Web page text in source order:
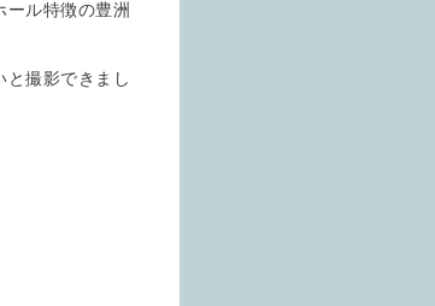
ール特徴の豊洲
と撮影できまし